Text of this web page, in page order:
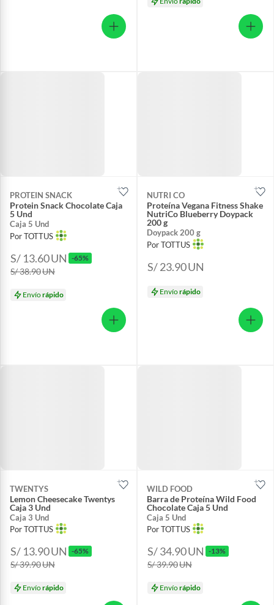
PROTEIN SNACK
Protein Snack Chocolate Caja
5 Und
Caja 5 Und
Por TOTTUS
S/ 13.60UN -65%
S/ 38.90UN
Envíorápido
NUTRI CO
Proteína Vegana Fitness Shake
NutriCo Blueberry Doypack
200 g
Doypack 200 g
Por TOTTUS
S/ 23.90UN
Envíorápido
TWENTYS
Lemon Cheesecake Twentys
Caja 3 Und
Caja 3 Und
Por TOTTUS
S/ 13.90UN -65%
S/ 39.90UN
Envíorápido
WILD FOOD
Barra de Proteína Wild Food
Chocolate Caja 5 Und
Caja 5 Und
Por TOTTUS
S/ 34.90UN -13%
S/ 39.90UN
Envíorápido